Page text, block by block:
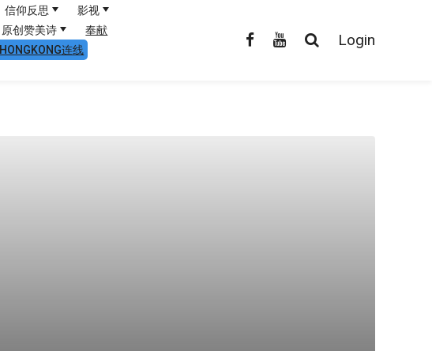
信仰反思
影视
原创赞美诗
奉献
HONGKONG连线
Login